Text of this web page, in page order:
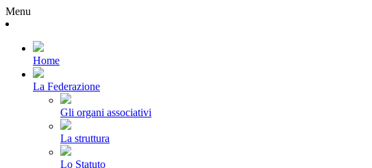
Menu
Home
La Federazione
Gli organi associativi
La struttura
Lo Statuto